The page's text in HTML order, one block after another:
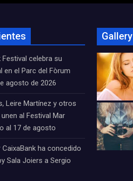
Festival celebra su
en el Parc del Fòrum
agosto de 2026
Leire Martínez y otros
al Festival Mar
al 17 de agosto
ha concedido
Sala Joiers a Sergio
Gallery